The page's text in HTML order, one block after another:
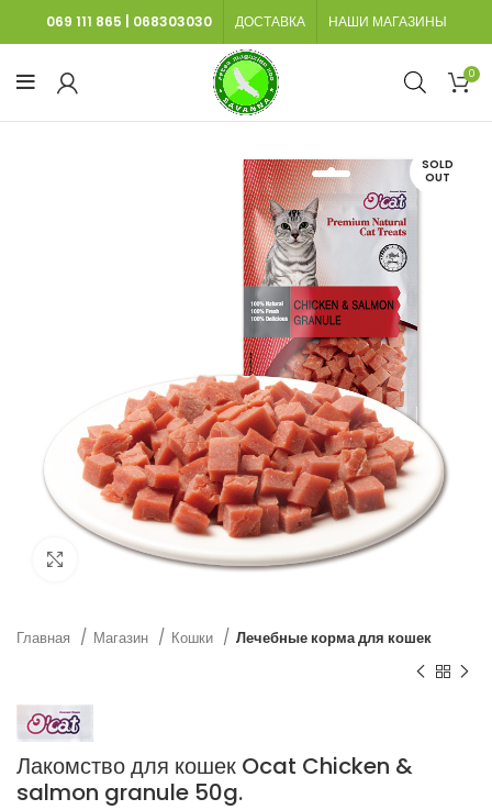
069 111 865 068303030 ДОСТАВКА НАШИ МАГАЗИНЫ
0
SOLD
OUT
Нажмите, чтобы увеличить
Главная Магазин Кошки Лечебные корма для кошек
Лакомство для кошек Ocat Chicken &
salmon granule 50g.